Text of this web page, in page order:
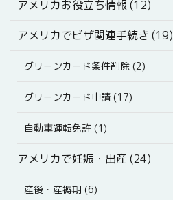
アメリカお役立ち情報 (12)
アメリカでビザ関連手続き (19)
グリーンカード条件削除 (2)
グリーンカード申請 (17)
自動車運転免許 (1)
アメリカで妊娠・出産 (24)
産後・産褥期 (6)